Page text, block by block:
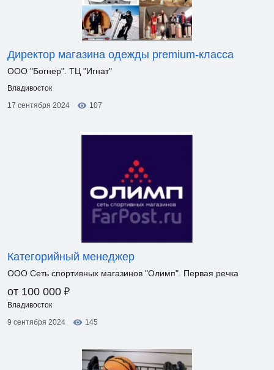
Директор магазина одежды premium-класса
ООО "Богнер". ТЦ "Игнат"
Владивосток
17 сентября 2024
107
Категорийный менеджер
ООО Сеть спортивных магазинов "Олимп". Первая речка
от 100 000 ₽
Владивосток
9 сентября 2024
145